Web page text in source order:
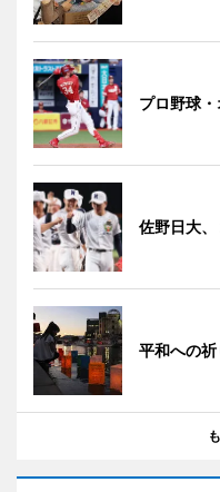
プロ野球
佐野日大
平和への